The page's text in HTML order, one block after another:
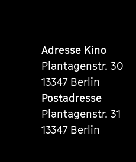
Adresse Kino
Plantagenstr. 30
13347 Berlin
Postadresse
Plantagenstr. 31
13347 Berlin